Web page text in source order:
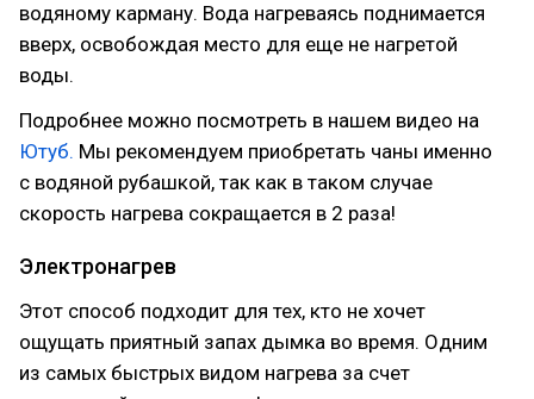
водяному карману. Вода нагреваясь поднимается
вверх, освобождая место для еще не нагретой
воды.
Подробнее можно посмотреть в нашем видео на
Ютуб. Мы рекомендуем приобретать чаны именно
с водяной рубашкой, так как в таком случае
скорость нагрева сокращается в 2 раза!
Электронагрев
Этот способ подходит для тех, кто не хочет
ощущать приятный запах дымка во время. Одним
из самых быстрых видом нагрева за счет